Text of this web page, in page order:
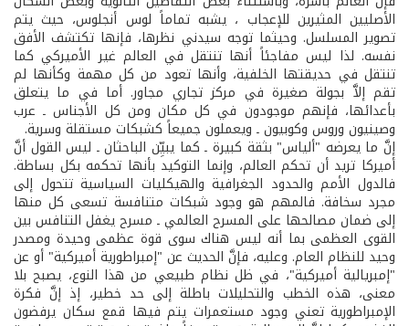
الأصليين المثيرين للإعجاب ، يشبه تماماً لوس أنجلوس، حيث يتم
تصوير المسلسل. وحيثما توجه سيدني نظرها، فإنها تكتشف الأفق
نفسه. لذا ليس مفاجئاً أنها تنتقل في العالم غير الأميركي كما
تنتقل في حديقتها الخلفية، وأنها تعود من كل مهمة وكأنها لم
تقم إلاَّ بجولة صغيرة في مركز تجاري مجاور. أما في ما يتعلق
بأعدائها، فإنهم موجودون في كل مكان ومن كل الأجناس ـ عرب
وصينيون وروس وكوبيون ـ ويعملون جميعاً كشبكات مستقلة وسرية.
إنَّ ما يعرضه "ألياس" بثقة كبيرة ـ كما يبيِّن الباحثان ـ ليس القول أنَّ
أميركا تريد أن تحكم العالم، وإنما التوكيد بأنها تحكمه بكل بساطة.
فالدول الأمم والحدود الجغرافية والهيكليات السياسية تتحول إلى
مجرد سخافة. فالمهم هو وجود شبكات متنافسة تسعى كل منها
إلى ضمان مصالحها على المسرح العالمي ـ مسرح يغفل التنافس بين
القوى العظمى بما أنه ليس هناك سوى قوة عظمى وحيدة ومصدر
وحيد للنظام العام. وعليه، فإنَّ الحديث عن "إمبراطورية أميركية" أو عن
"إمبريالية أميركية"، في ظل نظام طبيعي من هذا النوع، يصبح بلا
معنى، هذه الخطب والتحليلات باطلة إلى حد خطير، إذ إنَّ فكرة
الإمبراطورية تعني وجود مستعمرات يتم فيها قمع سكان يرفضون